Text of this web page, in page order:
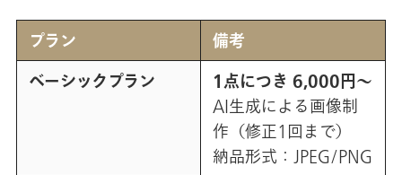
プラン 備考
ベーシックプラン
1点につき 6,000円～
AI生成による画像制
作（修正1回まで）
納品形式：JPEG/PNG